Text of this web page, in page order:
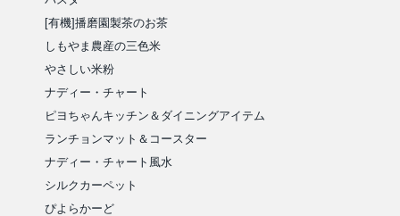
[有機]播磨園製茶のお茶
しもやま農産の三色米
やさしい米粉
ナディー・チャート
ピヨちゃんキッチン＆ダイニングアイテム
ランチョンマット＆コースター
ナディー・チャート風水
シルクカーペット
ぴよらかーど